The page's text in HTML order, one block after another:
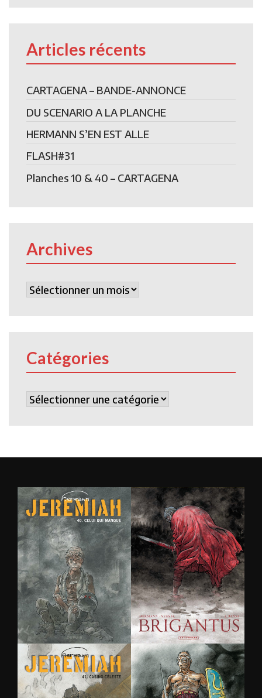
Articles récents
CARTAGENA – BANDE-ANNONCE
DU SCENARIO A LA PLANCHE
HERMANN S’EN EST ALLE
FLASH#31
Planches 10 & 40 – CARTAGENA
Archives
Archives
Catégories
Catégories